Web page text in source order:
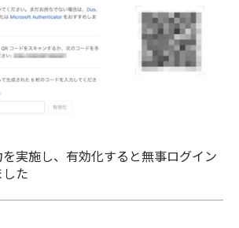
実施し、有効化すると無事ログイン
た